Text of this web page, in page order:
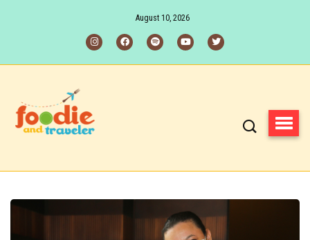
August 10, 2026